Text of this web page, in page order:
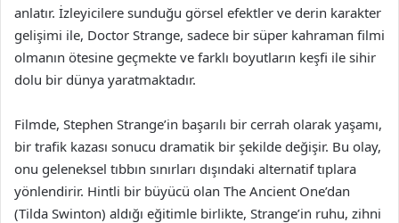
anlatır. İzleyicilere sunduğu görsel efektler ve derin karakter
gelişimi ile, Doctor Strange, sadece bir süper kahraman filmi
olmanın ötesine geçmekte ve farklı boyutların keşfi ile sihir
dolu bir dünya yaratmaktadır.
Filmde, Stephen Strange’in başarılı bir cerrah olarak yaşamı,
bir trafik kazası sonucu dramatik bir şekilde değişir. Bu olay,
onu geleneksel tıbbın sınırları dışındaki alternatif tıplara
yönlendirir. Hintli bir büyücü olan The Ancient One’dan
(Tilda Swinton) aldığı eğitimle birlikte, Strange’in ruhu, zihni